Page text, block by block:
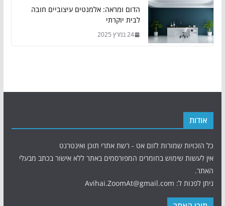
הדום ומראה: אלמנטים עיצוביים חובה
לבית יוקרתי
24 במרץ 2025
אודות
כל הזכויות שמורות לזום אט - רשת אתרי תוכן ואינטרנט
אין לעשות שימוש בחומרים המפורסמים באתר ללא אישור בכתב מבעלי
האתר.
ניתן לפנות ל: Avihai.ZoomAt@gmail.com